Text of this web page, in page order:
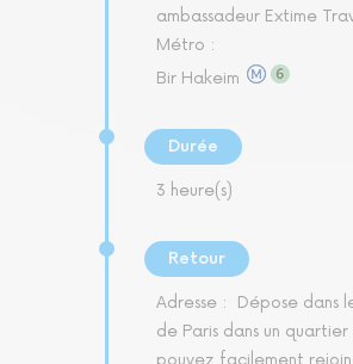
ambassadeur Extime
Métro :
Bir Hakeim
Durée
3 heure(s)
Retour
Adresse :
Dépose dans
de Paris dans un quartier